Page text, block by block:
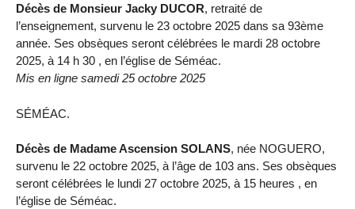
Décès de Monsieur Jacky DUCOR, retraité de
l’enseignement, survenu le 23 octobre 2025 dans sa 93ème
année. Ses obsèques seront célébrées le mardi 28 octobre
2025, à 14 h 30 , en l’église de Séméac.
Mis en ligne samedi 25 octobre 2025
SÉMÉAC.
Décès de Madame Ascension SOLANS, née NOGUERO,
survenu le 22 octobre 2025, à l’âge de 103 ans. Ses obsèques
seront célébrées le lundi 27 octobre 2025, à 15 heures , en
l’église de Séméac.